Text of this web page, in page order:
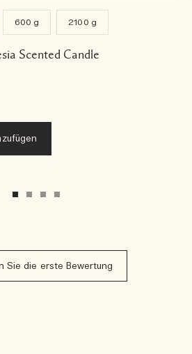
600 g 2100 g
Scented Candle
Sie die erste Bewertung